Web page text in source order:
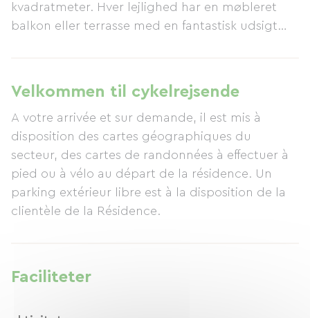
kvadratmeter. Hver lejlighed har en møbleret
balkon eller terrasse med en fantastisk udsigt
indrettede lejligheder tilbyder alle de
bekvemmeligheder, I har brug for til et kortere
eller længere ophold på den franske riviera i
Rayol-Canadel, i Saint-Tropez-bugten. For
vandreentusiaster kan I tage direkte fra boligen
på en storslået gåtur langs kysten via "Sentier
des Douaniers" (toldbetjentenes sti). Det samme
gælder for den grønne sti og cykelstien, som kan
Rayol, og for øjeblikke af ren lykke byder
Velkommen til cykelrejsende
A votre arrivée et sur demande, il est mis à
disposition des cartes géographiques du
secteur, des cartes de randonnées à effectuer à
pied ou à vélo au départ de la résidence. Un
parking extérieur libre est à la disposition de la
clientèle de la Résidence.
Faciliteter